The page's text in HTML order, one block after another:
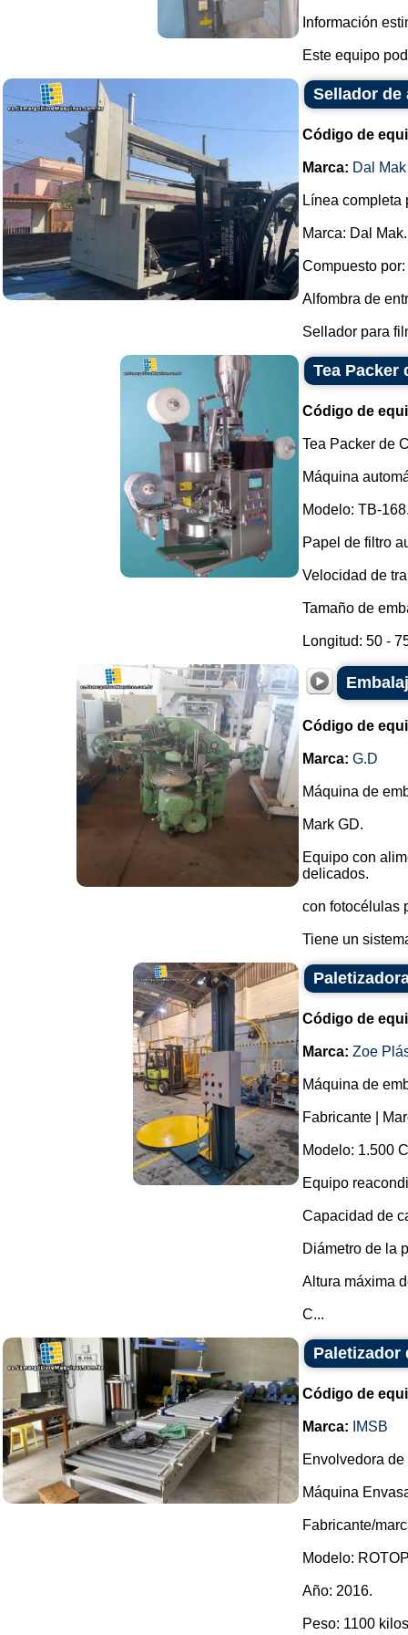
Información
Este equipo
Sellador de
Código de
Marca: Dal Mak
Línea completa
Marca: Dal Mak.
Compuesto por:
Alfombra de
Sellador para
Tea Packer
Código de
Tea Packer de
Máquina
Modelo: TB-
Papel de filtro
Velocidad de
Tamaño de
Longitud: 50 -
Código de
Marca: G.D
Máquina de
Mark GD.
Equipo con
delicados.
con fotocélulas
Tiene un
Código de
Marca: Zoe
Máquina de
Fabricante |
Modelo: 1.500
Equipo
Capacidad de
Diámetro de la
Altura máxima
C...
Paletizador
Código de
Marca: IMSB
Envolvedora
Máquina
Fabricante/
Modelo:
Año: 2016.
Peso: 1100